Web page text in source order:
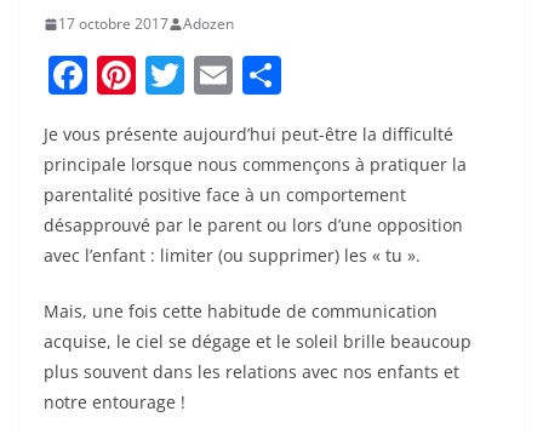
17 octobre 2017 Adozen
F
c
e
b
o
o
k
Pi
er
e
st
T
w
itt
er
E
m
ai
l
ta
g
er
Je vous présente aujourd’hui peut-être la difficulté
principale lorsque nous commençons à pratiquer la
parentalité positive face à un comportement
désapprouvé par le parent ou lors d’une opposition
avec l’enfant : limiter (ou supprimer) les « tu ».
Mais, une fois cette habitude de communication
acquise, le ciel se dégage et le soleil brille beaucoup
plus souvent dans les relations avec nos enfants et
notre entourage !